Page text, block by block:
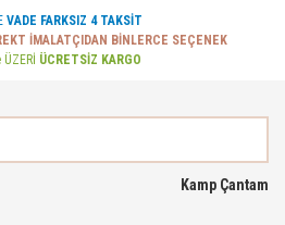
VADE FARKSIZ 4 TAKSİT
İMALATÇIDAN BİNLERCE SEÇENEK
ÜCRETSİZ KARGO
Kamp Çantam